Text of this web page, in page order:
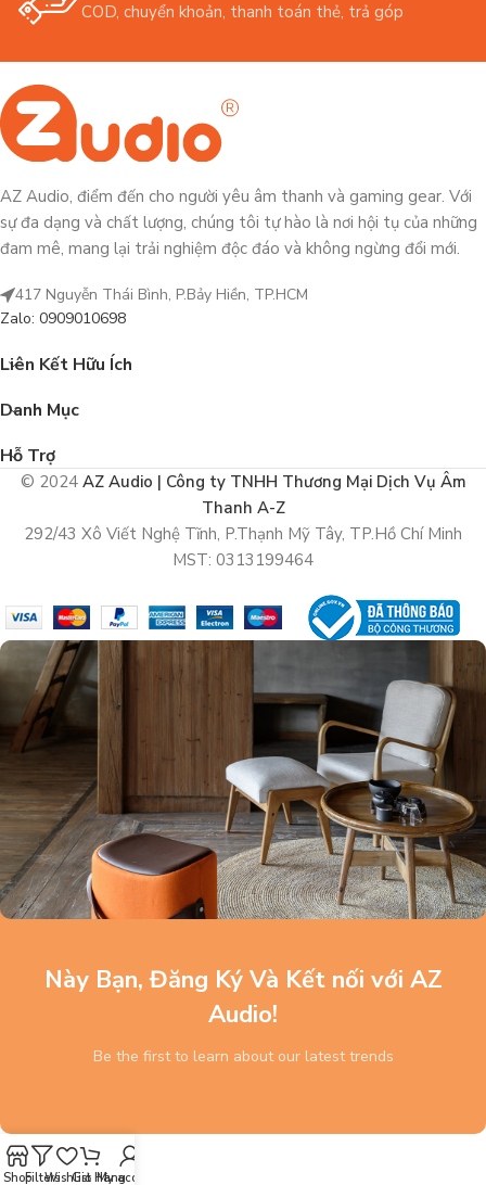
COD, chuyển khoản, thanh toán thẻ, trả góp
AZ Audio, điểm đến cho người yêu âm thanh và gaming gear. Với
sự đa dạng và chất lượng, chúng tôi tự hào là nơi hội tụ của những
đam mê, mang lại trải nghiệm độc đáo và không ngừng đổi mới.
417 Nguyễn Thái Bình, P.Bảy Hiền, TP.HCM
Zalo: 0909010698
Liên Kết Hữu Ích
Danh Mục
Hỗ Trợ
© 2024 AZ Audio | Công ty TNHH Thương Mại Dịch Vụ Âm
Thanh A-Z
292/43 Xô Viết Nghệ Tĩnh, P.Thạnh Mỹ Tây, TP.Hồ Chí Minh
MST: 0313199464
Này Bạn, Đăng Ký Và Kết nối với AZ
Audio!
Be the first to learn about our latest trends
ShopFiltersWishlistGiỏ HàngMy account